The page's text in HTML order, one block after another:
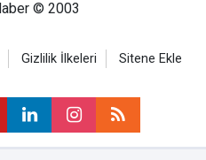
© 2003
Gizlilik İlkeleri Sitene Ekle